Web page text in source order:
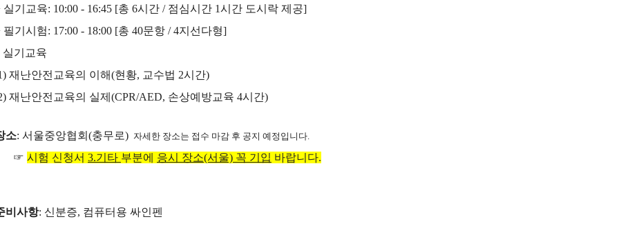
기교육: 10:00 - 16:45 [총 6시간 / 점심시간 1시간 도시락 제공]
기시험: 17:00 - 18:00 [총 40문항 / 4지선다형]
기교육
재난안전교육의 이해(현황, 교수법 2시간)
재난안전교육의 실제(CPR/AED, 손상예방교육 4시간)
소: 서울중앙협회(충무로) 자세한 장소는 접수 마감 후 공지 예정입니다.
☞ 시험 신청서 3.기타 부분에 응시 장소(서울) 꼭 기입 바랍니다.
비사항: 신분증, 컴퓨터용 싸인펜